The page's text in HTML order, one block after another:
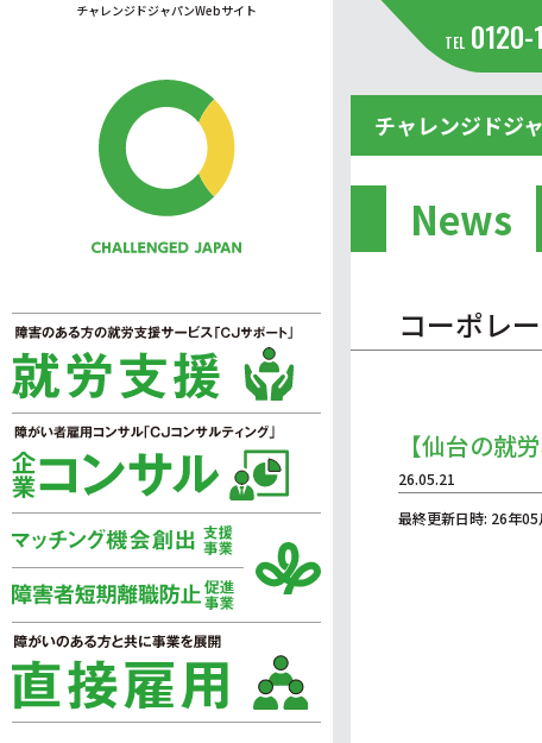
チャレンジドジャパンWebサイト
TEL 0120-
チャレンジドジ
News
コーポレ
【仙台の就
26.05.21
最終更新日時: 26年